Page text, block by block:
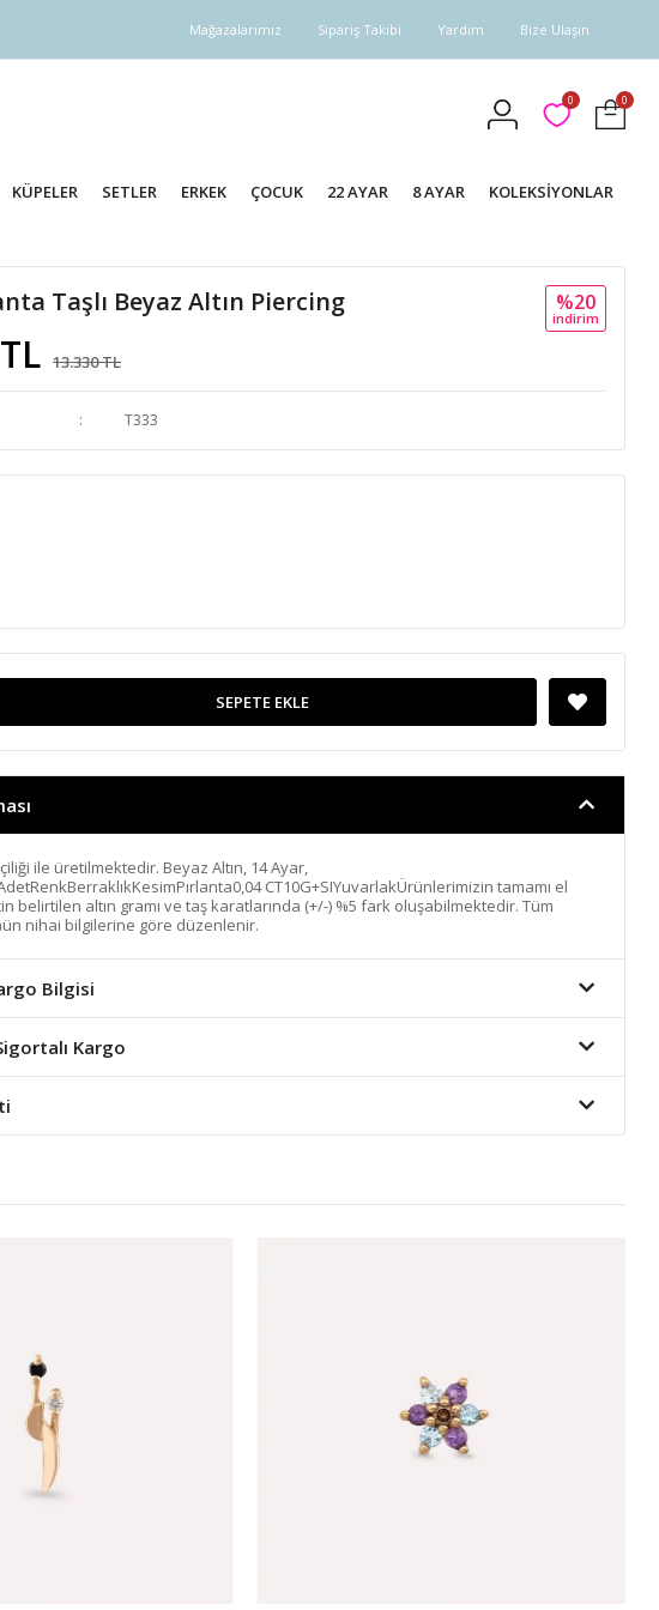
Mağazalarımız Sipariş Takibi Yardım Bize Ulaşın
0 0
KÜPELER SETLER ERKEK ÇOCUK 22 AYAR 8 AYAR KOLEKSİYONLAR
Taşlı Beyaz Altın Piercing
13.330 TL
%20
i̇ndi̇ri̇m
T333
SEPETE EKLE
ile üretilmektedir. Beyaz Altın, 14 Ayar,
CT10G+SIYuvarlakÜrünlerimizin tamamı el
belirtilen altın gramı ve taş karatlarında (+/-) %5 fark oluşabilmektedir. Tüm
nihai bilgilerine göre düzenlenir.
Bilgisi
Kargo